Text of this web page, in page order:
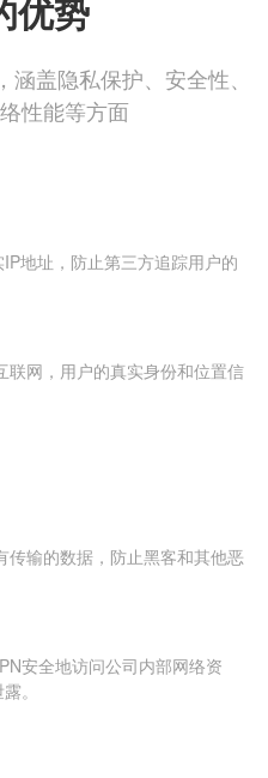
优势
盖隐私保护、安全性、
性能等方面
地址，防止第三方追踪用户的
联网，用户的真实身份和位置信
传输的数据，防止黑客和其他恶
安全地访问公司内部网络资
。